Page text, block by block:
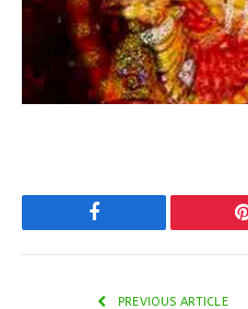
Facebook
PREVIOUS ARTICLE